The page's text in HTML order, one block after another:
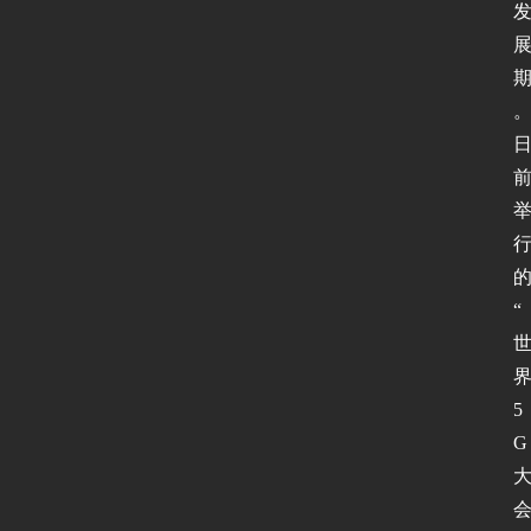
发
展
期
。
日
前
举
行
的
“
世
界
5
G
大
会